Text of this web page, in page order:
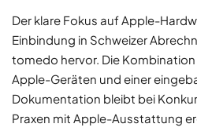
Der klare Fokus auf Apple-
Einbindung in Schweizer
tomedo hervor. Die
Apple-Geräten und einer
Dokumentation bleibt bei
Praxen mit Apple-Ausstattung